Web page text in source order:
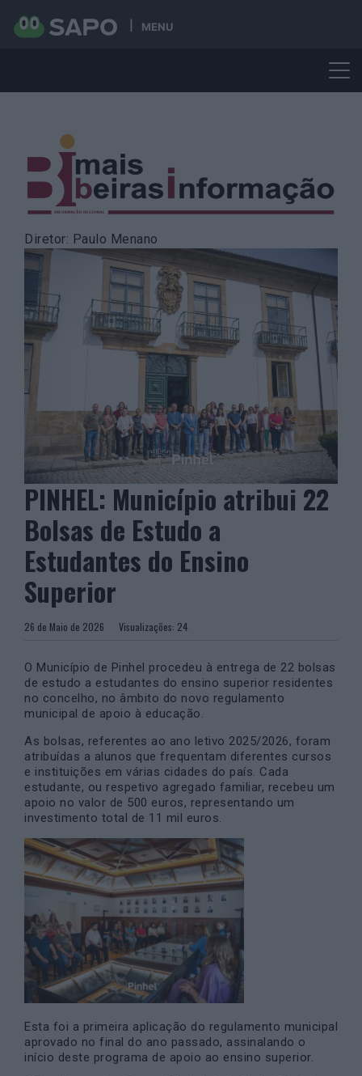
MENU
content
Diretor: Paulo Menano
PINHEL: Município atribui 22
Bolsas de Estudo a
Estudantes do Ensino
Superior
26 de Maio de 2026 Visualizações: 24
O Município de Pinhel procedeu à entrega de 22 bolsas
de estudo a estudantes do ensino superior residentes
no concelho, no âmbito do novo regulamento
municipal de apoio à educação.
As bolsas, referentes ao ano letivo 2025/2026, foram
atribuídas a alunos que frequentam diferentes cursos
e instituições em várias cidades do país. Cada
estudante, ou respetivo agregado familiar, recebeu um
apoio no valor de 500 euros, representando um
investimento total de 11 mil euros.
Esta foi a primeira aplicação do regulamento municipal
aprovado no final do ano passado, assinalando o
início deste programa de apoio ao ensino superior.